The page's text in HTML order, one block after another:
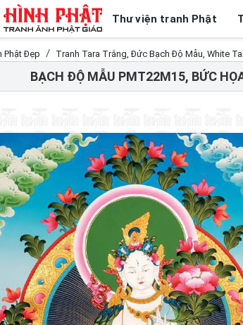
Thư viện tranh Phật
Phật Đẹp Tranh Tara Trắng, Đức Bạch Độ Mẫu, White
BẠCH ĐỘ MẪU PMT22M15, BỨC